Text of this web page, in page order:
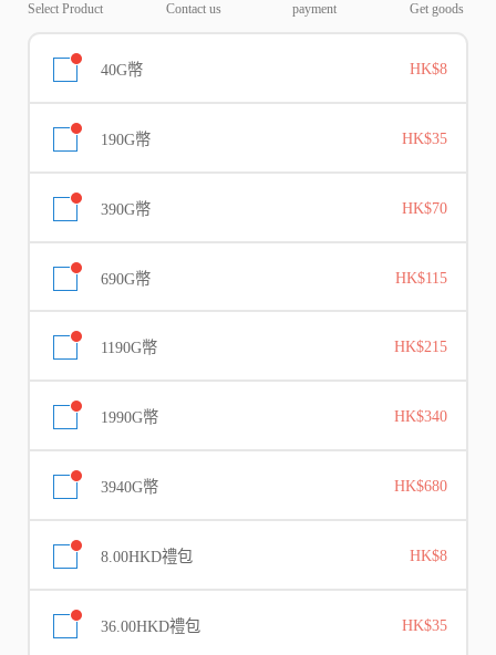
Select Product
Contact us
payment
Get goods
40G幣 HK$8
190G幣 HK$35
390G幣 HK$70
690G幣 HK$115
1190G幣 HK$215
1990G幣 HK$340
3940G幣 HK$680
8.00HKD禮包 HK$8
36.00HKD禮包 HK$35